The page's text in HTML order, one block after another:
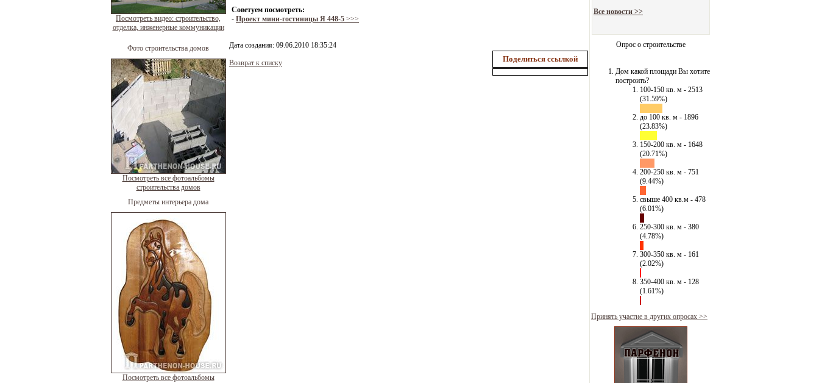
Посмотреть видео: строительство,
отделка, инженерные коммуникации
Фото строительства домов
Посмотреть все фотоальбомы
строительства домов
Предметы интерьера дома
Посмотреть все фотоальбомы
Советуем посмотреть:
- Проект мини-гостиницы Я 448-5 >>>
Дата создания: 09.06.2010 18:35:24
Возврат к списку Поделиться ссылкой
Все новости >>
Опрос о строительстве
Дом какой площади Вы хотите
построить?
100-150 кв. м - 2513
(31.59%)
до 100 кв. м - 1896
(23.83%)
150-200 кв. м - 1648
(20.71%)
200-250 кв. м - 751
(9.44%)
свыше 400 кв.м - 478
(6.01%)
250-300 кв. м - 380
(4.78%)
300-350 кв. м - 161
(2.02%)
350-400 кв. м - 128
(1.61%)
Принять участие в других опросах >>